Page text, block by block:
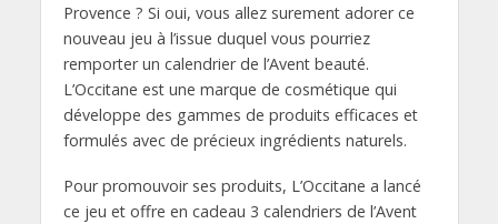
Provence ? Si oui, vous allez surement adorer ce
nouveau jeu à l’issue duquel vous pourriez
remporter un calendrier de l’Avent beauté.
L’Occitane est une marque de cosmétique qui
développe des gammes de produits efficaces et
formulés avec de précieux ingrédients naturels.
Pour promouvoir ses produits, L’Occitane a lancé
ce jeu et offre en cadeau 3 calendriers de l’Avent